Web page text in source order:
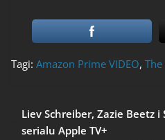
Tagi: Amazon Prime VIDEO,
Liev Schreiber, Zazie Beetz
serialu Apple TV+